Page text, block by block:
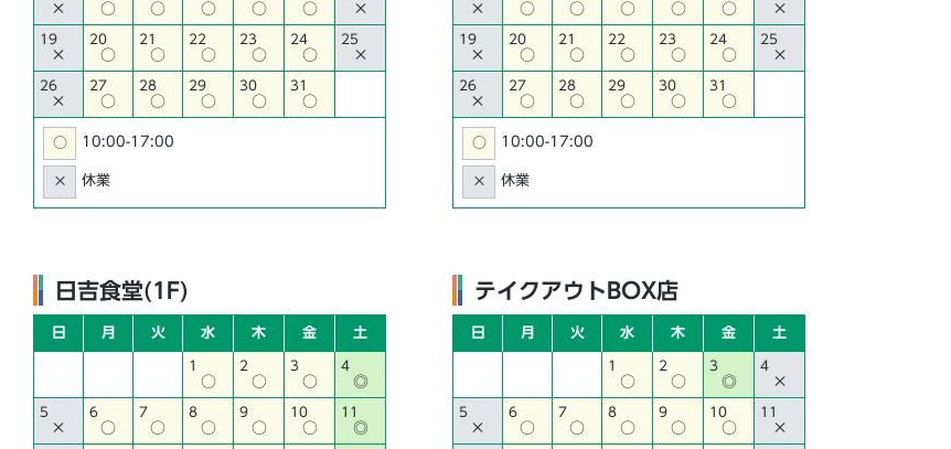
× ○ ○ ○ ○ ○ ×
19
×
20
○
21
○
22
○
23
○
24
○
25
×
26
×
27
○
28
○
29
○
30
○
31
○
○ 10:00-17:00
× 休業
× ○ ○ ○ ○ ○ ×
19
×
20
○
21
○
22
○
23
○
24
○
25
×
26
×
27
○
28
○
29
○
30
○
31
○
○ 10:00-17:00
× 休業
日吉食堂(1F)
日 月 火 水 木 金 土
1
○
2
○
3
○
4
◎
5
×
6
○
7
○
8
○
9
○
10
○
11
◎
テイクアウトBOX店
日 月 火 水 木 金 土
1
○
2
○
3
◎
4
×
5
×
6
○
7
○
8
○
9
○
10
○
11
×